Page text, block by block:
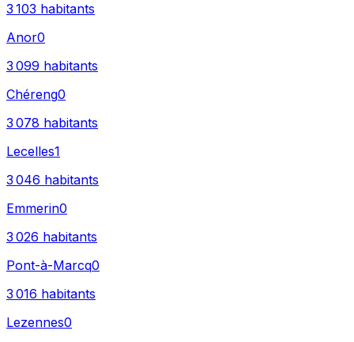
3 103 habitants
Anor0
3 099 habitants
Chéreng0
3 078 habitants
Lecelles1
3 046 habitants
Emmerin0
3 026 habitants
Pont-à-Marcq0
3 016 habitants
Lezennes0